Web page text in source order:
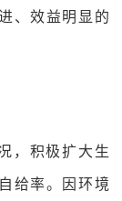
、效益明显的
，积极扩大生
给率。因环境